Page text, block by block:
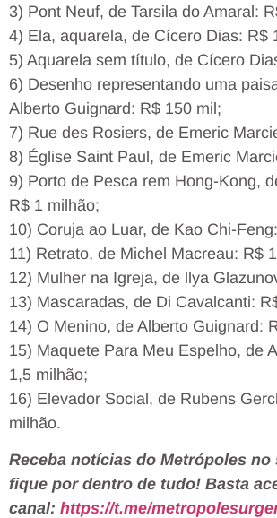
3) Pont Neuf, de Tarsila do Amaral:
4) Ela, aquarela, de Cícero Dias: R$
5) Aquarela sem título, de Cícero
6) Desenho representando uma
Alberto Guignard: R$ 150 mil;
7) Rue des Rosiers, de Emeric
8) Église Saint Paul, de Emeric
9) Porto de Pesca rem Hong-Kong,
R$ 1 milhão;
10) Coruja ao Luar, de Kao Chi-
11) Retrato, de Michel Macreau: R$
12) Mulher na Igreja, de llya
13) Mascaradas, de Di Cavalcanti:
14) O Menino, de Alberto Guignard:
15) Maquete Para Meu Espelho, de
1,5 milhão;
16) Elevador Social, de Rubens
milhão.
Receba notícias do Metrópoles no
fique por dentro de tudo! Basta
canal: https://t.me/